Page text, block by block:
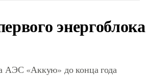
энергоблока
АЭС «Аккую» до конца года